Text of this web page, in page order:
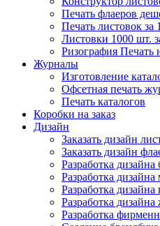
Печать флаеров
Печать листовок за
Листовки 1000 шт.
Ризография Печать
Журналы
Изготовление
Офсетная печать
Печать каталогов
Коробки на заказ
Дизайн
Заказать дизайн
Заказать дизайн
Разработка дизайна
Разработка
Разработка дизайна
Разработка дизайна
Разработка